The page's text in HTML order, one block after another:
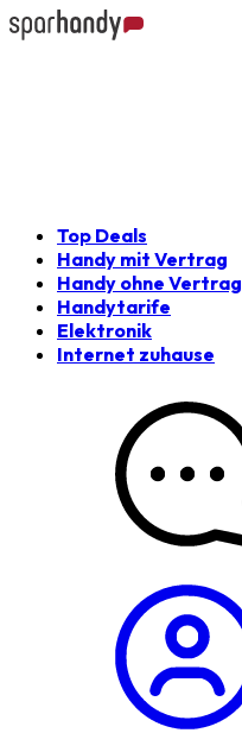
Top Deals
Handy mit Vertrag
Handy ohne Vertrag
Handytarife
Elektronik
Internet zuhause